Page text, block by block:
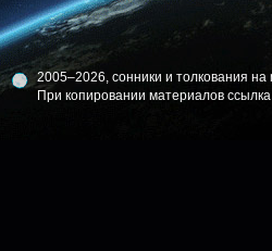
2005–2026, сонники и толкования на
При копировании материалов